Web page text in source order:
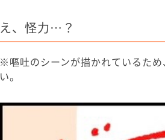
え、怪力…？
※嘔吐のシーンが描かれているた
い。